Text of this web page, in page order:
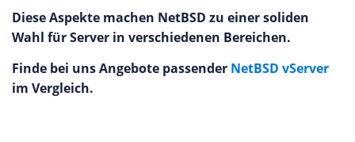
Diese Aspekte machen NetBSD zu einer soliden
Wahl für Server in verschiedenen Bereichen.
Finde bei uns Angebote passender NetBSD vServer
im Vergleich.